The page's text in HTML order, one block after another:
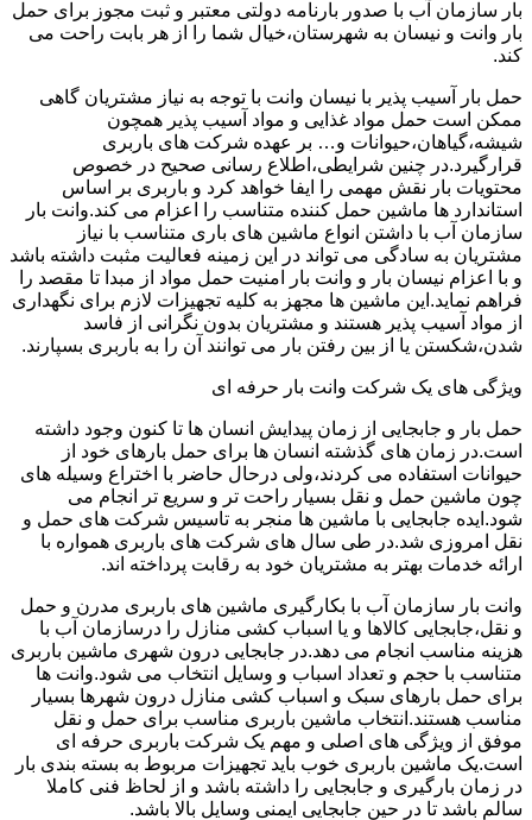
بار سازمان آب با صدور بارنامه دولتی معتبر و ثبت مجوز برای حمل
بار وانت و نیسان به شهرستان،خیال شما را از هر بابت راحت می
کند.
حمل بار آسیب پذیر با نیسان وانت با توجه به نیاز مشتریان گاهی
ممکن است حمل مواد غذایی و مواد آسیب پذیر همچون
شیشه،گیاهان،حیوانات و… بر عهده شرکت های باربری
قرارگیرد.در چنین شرایطی،اطلاع رسانی صحیح در خصوص
محتویات بار نقش مهمی را ایفا خواهد کرد و باربری بر اساس
استاندارد ها ماشین حمل کننده متناسب را اعزام می کند.وانت بار
سازمان آب با داشتن انواع ماشین های باری متناسب با نیاز
مشتریان به سادگی می تواند در این زمینه فعالیت مثبت داشته باشد
و با اعزام نیسان بار و وانت بار امنیت حمل مواد از مبدا تا مقصد را
فراهم نماید.این ماشین ها مجهز به کلیه تجهیزات لازم برای نگهداری
از مواد آسیب پذیر هستند و مشتریان بدون نگرانی از فاسد
شدن،شکستن یا از بین رفتن بار می توانند آن را به باربری بسپارند.
ویژگی های یک شرکت وانت بار حرفه ای
حمل بار و جابجایی از زمان پیدایش انسان ها تا کنون وجود داشته
است.در زمان های گذشته انسان ها برای حمل بارهای خود از
حیوانات استفاده می کردند،ولی درحال حاضر با اختراع وسیله های
چون ماشین حمل و نقل بسیار راحت تر و سریع تر انجام می
شود.ایده جابجایی با ماشین ها منجر به تاسیس شرکت های حمل و
نقل امروزی شد.در طی سال های شرکت های باربری همواره با
ارائه خدمات بهتر به مشتریان خود به رقابت پرداخته اند.
وانت بار سازمان آب با بکارگیری ماشین های باربری مدرن و حمل
و نقل،جابجایی کالاها و یا اسباب کشی منازل را درسازمان آب با
هزینه مناسب انجام می دهد.در جابجایی درون شهری ماشین باربری
متناسب با حجم و تعداد اسباب و وسایل انتخاب می شود.وانت ها
برای حمل بارهای سبک و اسباب کشی منازل درون شهرها بسیار
مناسب هستند.انتخاب ماشین باربری مناسب برای حمل و نقل
موفق از ویژگی های اصلی و مهم یک شرکت باربری حرفه ای
است.یک ماشین باربری خوب باید تجهیزات مربوط به بسته بندی بار
در زمان بارگیری و جابجایی را داشته باشد و از لحاظ فنی کاملا
سالم باشد تا در حین جابجایی ایمنی وسایل بالا باشد.